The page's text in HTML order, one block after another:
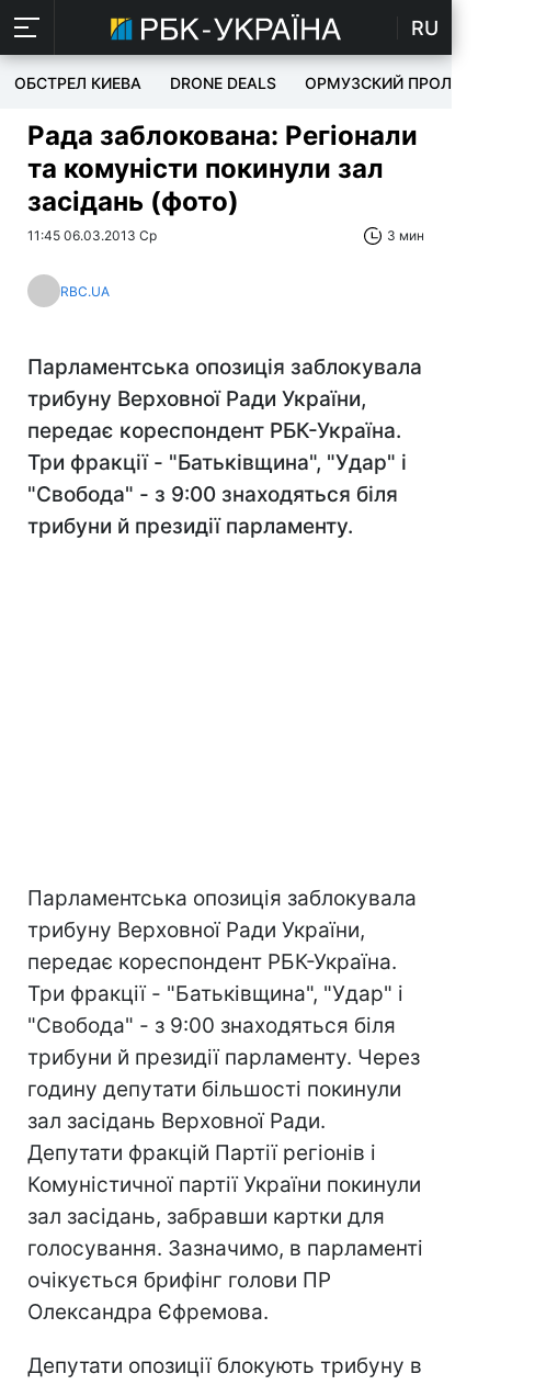
RU
ОБСТРЕЛ КИЕВА DRONE DEALS ОРМУЗСКИЙ ПРОЛИВ
Рада заблокована: Регіонали
та комуністи покинули зал
засідань (фото)
11:45 06.03.2013 Ср 3 мин
RBC.UA
Парламентська опозиція заблокувала
трибуну Верховної Ради України,
передає кореспондент РБК-Україна.
Три фракції - "Батьківщина", "Удар" і
"Свобода" - з 9:00 знаходяться біля
трибуни й президії парламенту.
Парламентська опозиція заблокувала
трибуну Верховної Ради України,
передає кореспондент РБК-Україна.
Три фракції - "Батьківщина", "Удар" і
"Свобода" - з 9:00 знаходяться біля
трибуни й президії парламенту. Через
годину депутати більшості покинули
зал засідань Верховної Ради.
Депутати фракцій Партії регіонів і
Комуністичної партії України покинули
зал засідань, забравши картки для
голосування. Зазначимо, в парламенті
очікується брифінг голови ПР
Олександра Єфремова.
Депутати опозиції блокують трибуну в